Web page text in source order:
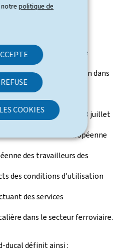
notrepolitique de
COOKIES
dispositions figurant
interne relatif aux
des CFL. Le projet de
ensuite la transposition dans
de certaines
47/CE du Conseil du 18 juillet
la Communauté européenne
des travailleurs des
des conditions d'utilisation
des services
dans le secteur ferroviaire.
ducal définit ainsi :